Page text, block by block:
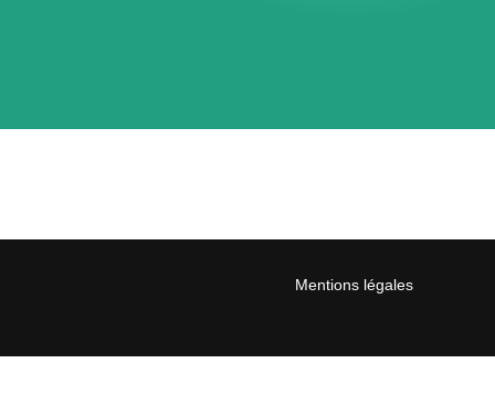
Mentions légales